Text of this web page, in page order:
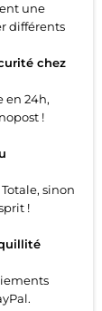
une
différents
chez
en 24h,
!
sinon
!